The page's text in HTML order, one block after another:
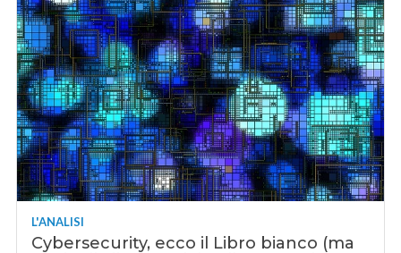
L'ANALISI
Cybersecurity, ecco il Libro bianco (ma